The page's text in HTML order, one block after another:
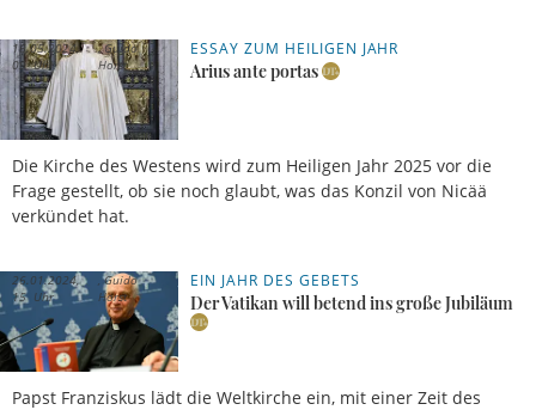
ESSAY ZUM HEILIGEN JAHR
Arius ante portas
Die Kirche des Westens wird zum Heiligen Jahr 2025 vor die
Frage gestellt, ob sie noch glaubt, was das Konzil von Nicää
verkündet hat.
16.05.2024,
09 Uhr
Guido
Horst
EIN JAHR DES GEBETS
Der Vatikan will betend ins große Jubiläum
Papst Franziskus lädt die Weltkirche ein, mit einer Zeit des
26.01.2024,
15 Uhr
Guido
Horst